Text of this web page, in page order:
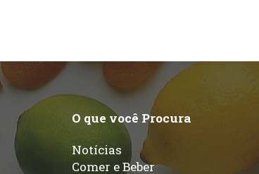
O que você Procura
Notícias
Comer e Beber